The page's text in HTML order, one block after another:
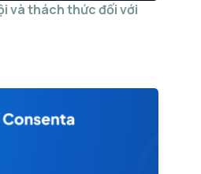
và thách thức đối với